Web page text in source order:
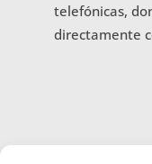
telefónicas,
directamente